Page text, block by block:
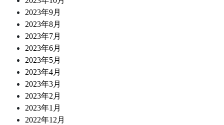
2023年9月
2023年8月
2023年7月
2023年6月
2023年5月
2023年4月
2023年3月
2023年2月
2023年1月
2022年12月